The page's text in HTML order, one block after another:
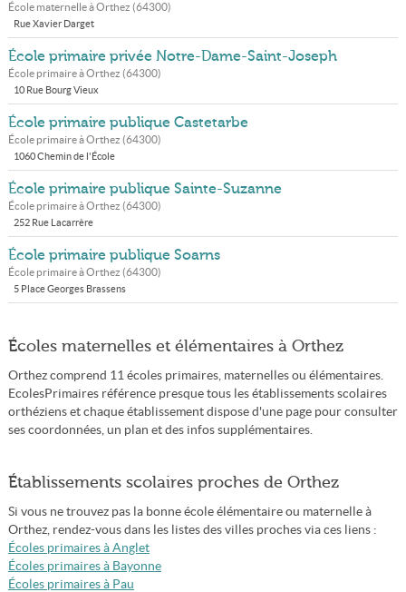
École maternelle àOrthez (64300)
Rue Xavier Darget
École primaire privée Notre-Dame-Saint-Joseph
École primaire àOrthez (64300)
10 Rue Bourg Vieux
École primaire publique Castetarbe
École primaire àOrthez (64300)
1060 Chemin de l'École
École primaire publique Sainte-Suzanne
École primaire àOrthez (64300)
252 Rue Lacarrère
École primaire publique Soarns
École primaire àOrthez (64300)
5 Place Georges Brassens
Écoles maternelles et élémentaires à Orthez
Orthez comprend 11 écoles primaires, maternelles ou élémentaires.
EcolesPrimaires référence presque tous les établissements scolaires
orthéziens et chaque établissement dispose d'une page pour consulter
ses coordonnées, un plan et des infos supplémentaires.
Établissements scolaires proches de Orthez
Si vous ne trouvez pas la bonne école élémentaire ou maternelle à
Orthez, rendez-vous dans les listes des villes proches via ces liens :
Écoles primaires à Anglet
Écoles primaires à Bayonne
Écoles primaires à Pau